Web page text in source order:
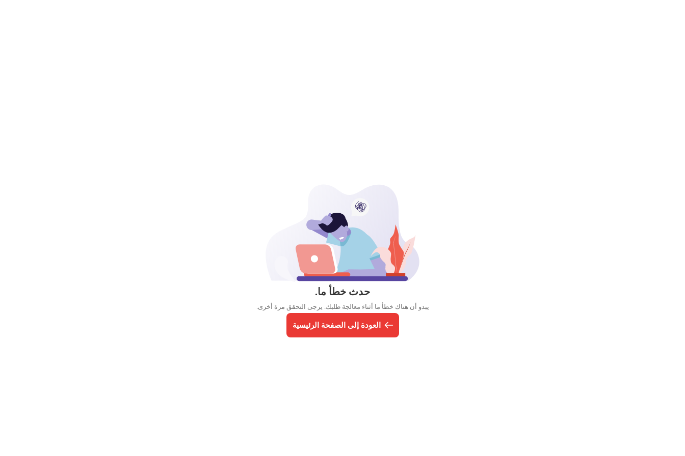
حدث خطأ ما.
يبدو أن هناك خطأ ما أثناء معالجة طلبك. يرجى التحقق مرة أخرى.
العودة إلى الصفحة الرئيسية